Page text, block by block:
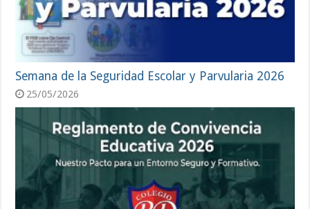
Semana de la Seguridad Escolar y Parvularia 2026
25/05/2026